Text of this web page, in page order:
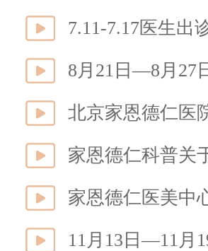
7.11-7.17医生出
8月21日—8月27
北京家恩德仁医
家恩德仁科普关
家恩德仁医美中
11月13日—11月